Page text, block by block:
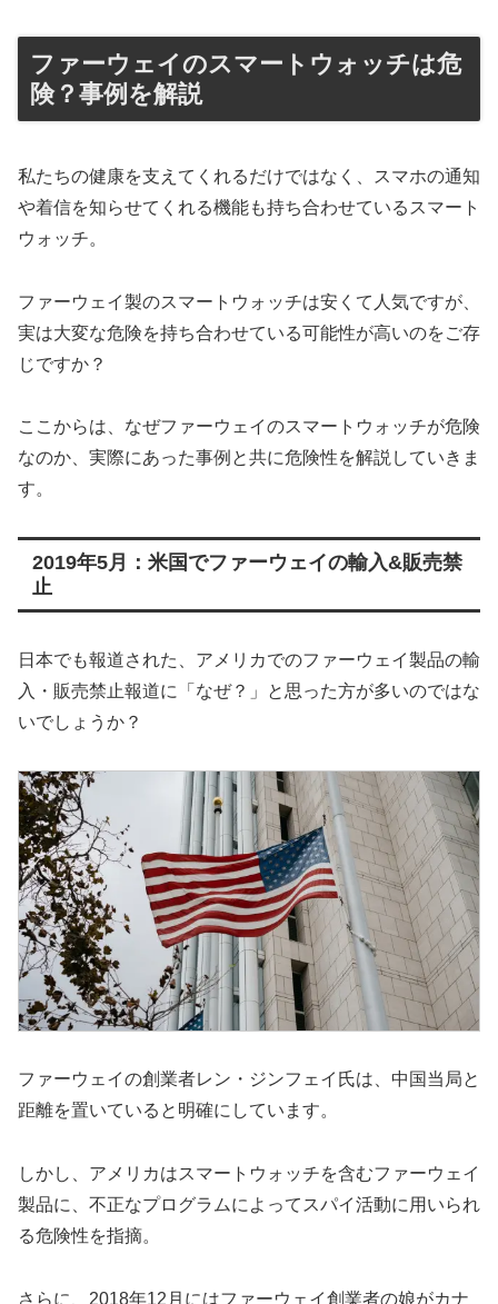
ファーウェイのスマートウォッチは危
険？事例を解説
私たちの健康を支えてくれるだけではなく、スマホの通知
や着信を知らせてくれる機能も持ち合わせているスマート
ウォッチ。
ファーウェイ製のスマートウォッチは安くて人気ですが、
実は大変な危険を持ち合わせている可能性が高いのをご存
じですか？
ここからは、なぜファーウェイのスマートウォッチが危険
なのか、実際にあった事例と共に危険性を解説していきま
す。
2019年5月：米国でファーウェイの輸入&販売禁
止
日本でも報道された、アメリカでのファーウェイ製品の輸
入・販売禁止報道に「なぜ？」と思った方が多いのではな
いでしょうか？
ファーウェイの創業者レン・ジンフェイ氏は、中国当局と
距離を置いていると明確にしています。
しかし、アメリカはスマートウォッチを含むファーウェイ
製品に、不正なプログラムによってスパイ活動に用いられ
る危険性を指摘。
さらに、2018年12月にはファーウェイ創業者の娘がカナ